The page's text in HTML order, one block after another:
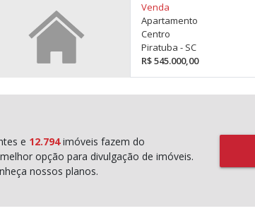
Venda
Apartamento
Centro
Piratuba - SC
R$ 545.000,00
e 12.794imóveis fazem do
opção para divulgação de imóveis.
nossos planos.